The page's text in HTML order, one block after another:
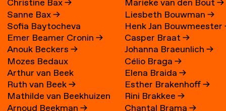
Christine Bax→
Sanne Bax→
Sofia Baytocheva
Iordanova
Emer Beamer Cronin→
Anouk Beckers→
Mozes Bedaux
Arthur van Beek
Ruth van Beek→
Mathilde van Beekhuizen
Arnoud Beekman→
Marieke van den Bout→
Liesbeth Bouwman→
Henk Jan Bouwmeester
Casper Braat→
Johanna Braeunlich→
Célio Braga→
Elena Braida→
Esther Brakenhoff→
Rini Brakkee→
Chantal Brama→